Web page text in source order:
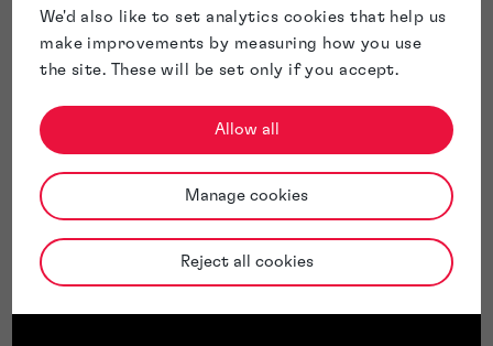
We'd also like to set analytics cookies that help us
make improvements by measuring how you use
the site. These will be set only if you accept.
Allow all
Manage cookies
Reject all cookies